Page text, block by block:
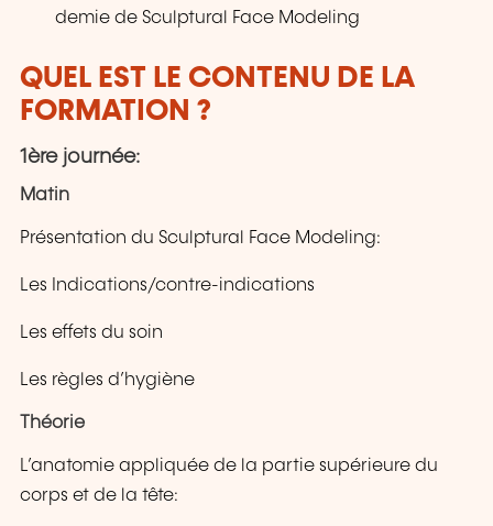
demie de Sculptural Face Modeling
QUEL EST LE CONTENU DE LA
FORMATION ?
1ère journée:
Matin
Présentation du Sculptural Face Modeling:
Les Indications/contre-indications
Les effets du soin
Les règles d’hygiène
Théorie
L’anatomie appliquée de la partie supérieure du
corps et de la tête: